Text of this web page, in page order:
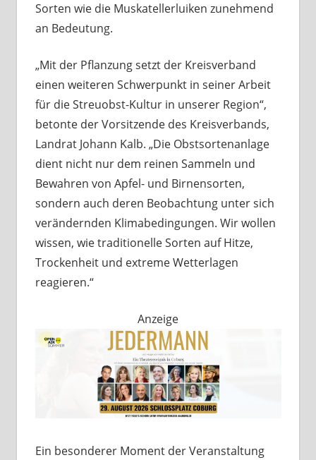
Sorten wie die Muskatellerluiken zunehmend
an Bedeutung.
„Mit der Pflanzung setzt der Kreisverband
einen weiteren Schwerpunkt in seiner Arbeit
für die Streuobst-Kultur in unserer Region“,
betonte der Vorsitzende des Kreisverbands,
Landrat Johann Kalb. „Die Obstsortenanlage
dient nicht nur dem reinen Sammeln und
Bewahren von Apfel- und Birnensorten,
sondern auch deren Beobachtung unter sich
verändernden Klimabedingungen. Wir wollen
wissen, wie traditionelle Sorten auf Hitze,
Trockenheit und extreme Wetterlagen
reagieren.“
Anzeige
Ein besonderer Moment der Veranstaltung